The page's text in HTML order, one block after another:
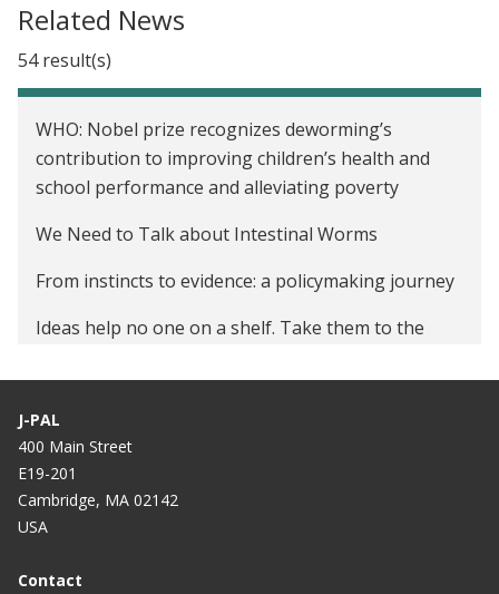
Related News
54 result(s)
WHO: Nobel prize recognizes deworming’s
contribution to improving children’s health and
school performance and alleviating poverty
We Need to Talk about Intestinal Worms
From instincts to evidence: a policymaking journey
Ideas help no one on a shelf. Take them to the
development
The scientific case for deworming children
Deworming: An informed debate requires a careful
J-PAL
400 Main Street
E19-201
Cambridge, MA 02142
USA
Contact